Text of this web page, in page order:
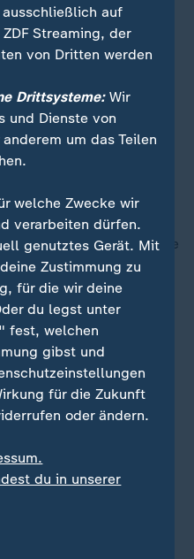
Bundestages
von einem ständigen
geprägt sei - von
-,
werde und
immer wieder in den
dass Probleme wie
ein vom Geldbeutel
keine
drängende politische
Kräfte hätten
quo verteidigt, anstatt
in die Offensive
ein bisschen
von der Zukunft
(B'90/Grüne)
die dorthin geht, wo
auf
Streaming, der
von Dritten werden
Drittsysteme:Wir
und Dienste von
um das Teilen
welche Zwecke wir
verarbeiten dürfen.
genutztes Gerät. Mit
Zustimmung zu
für die wir deine
du legst unter
fest, welchen
gibst und
für die Zukunft
oder ändern.
du in unserer